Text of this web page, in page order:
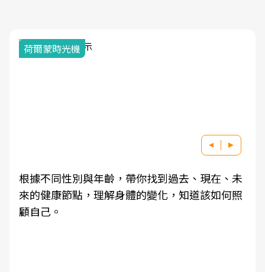
荷爾蒙時光機
根據不同性別與年齡，帶你找到過去、現在、未
來的健康節點，理解身體的變化，知道該如何照
顧自己。